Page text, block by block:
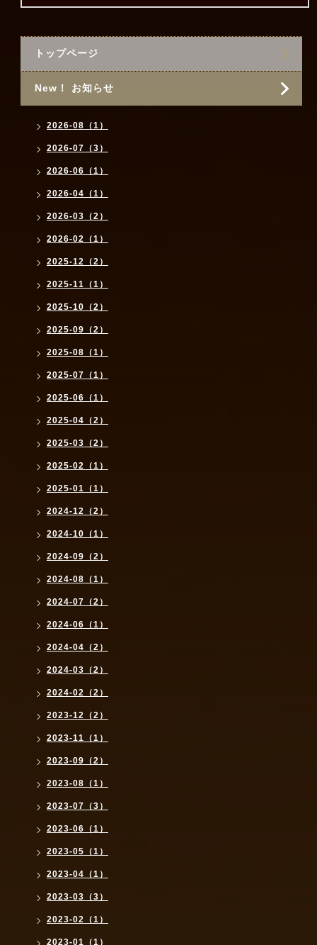
トップページ
New！ お知らせ
2026-08（1）
2026-07（3）
2026-06（1）
2026-04（1）
2026-03（2）
2026-02（1）
2025-12（2）
2025-11（1）
2025-10（2）
2025-09（2）
2025-08（1）
2025-07（1）
2025-06（1）
2025-04（2）
2025-03（2）
2025-02（1）
2025-01（1）
2024-12（2）
2024-10（1）
2024-09（2）
2024-08（1）
2024-07（2）
2024-06（1）
2024-04（2）
2024-03（2）
2024-02（2）
2023-12（2）
2023-11（1）
2023-09（2）
2023-08（1）
2023-07（3）
2023-06（1）
2023-05（1）
2023-04（1）
2023-03（3）
2023-02（1）
2023-01（1）